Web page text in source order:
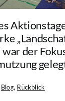
der
Blog, Rückblick